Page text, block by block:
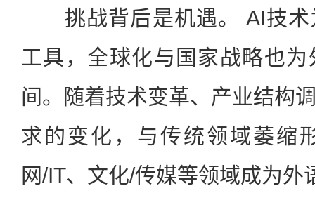
挑战背后是机遇。 AI技术
工具，全球化与国家战略也
间。随着技术变革、产业结构
求的变化，与传统领域萎缩
网/IT、文化/传媒等领域成为外